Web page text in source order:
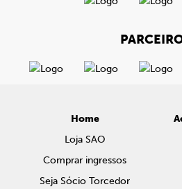
Home
Loja SAO
Comprar ingressos
Seja Sócio Torcedor